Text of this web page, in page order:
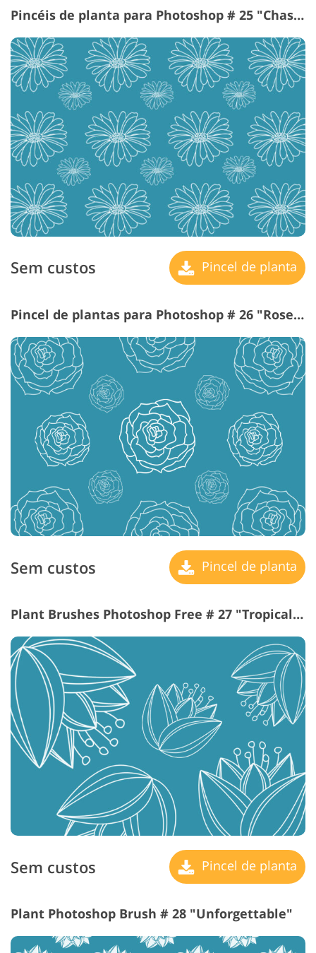
Pincéis de planta para Photoshop # 25 "Chastity"
Sem custos Pincel de planta
Pincel de plantas para Photoshop # 26 "Rose Petals"
Sem custos Pincel de planta
Plant Brushes Photoshop Free # 27 "Tropical Flower"
Sem custos Pincel de planta
Plant Photoshop Brush # 28 "Unforgettable"